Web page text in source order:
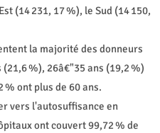
(14 231, 17 %), le Sud (14 150,
la majorité des donneurs
%), 26â€"35 ans (19,2 %)
% ont plus de 60 ans.
vers l'autosuffisance en
ont couvert 99,72 % de